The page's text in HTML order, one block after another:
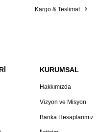
Kargo & Teslimat
KURUMSAL
Hakkımızda
Vizyon ve Misyon
Banka Hesaplarımız